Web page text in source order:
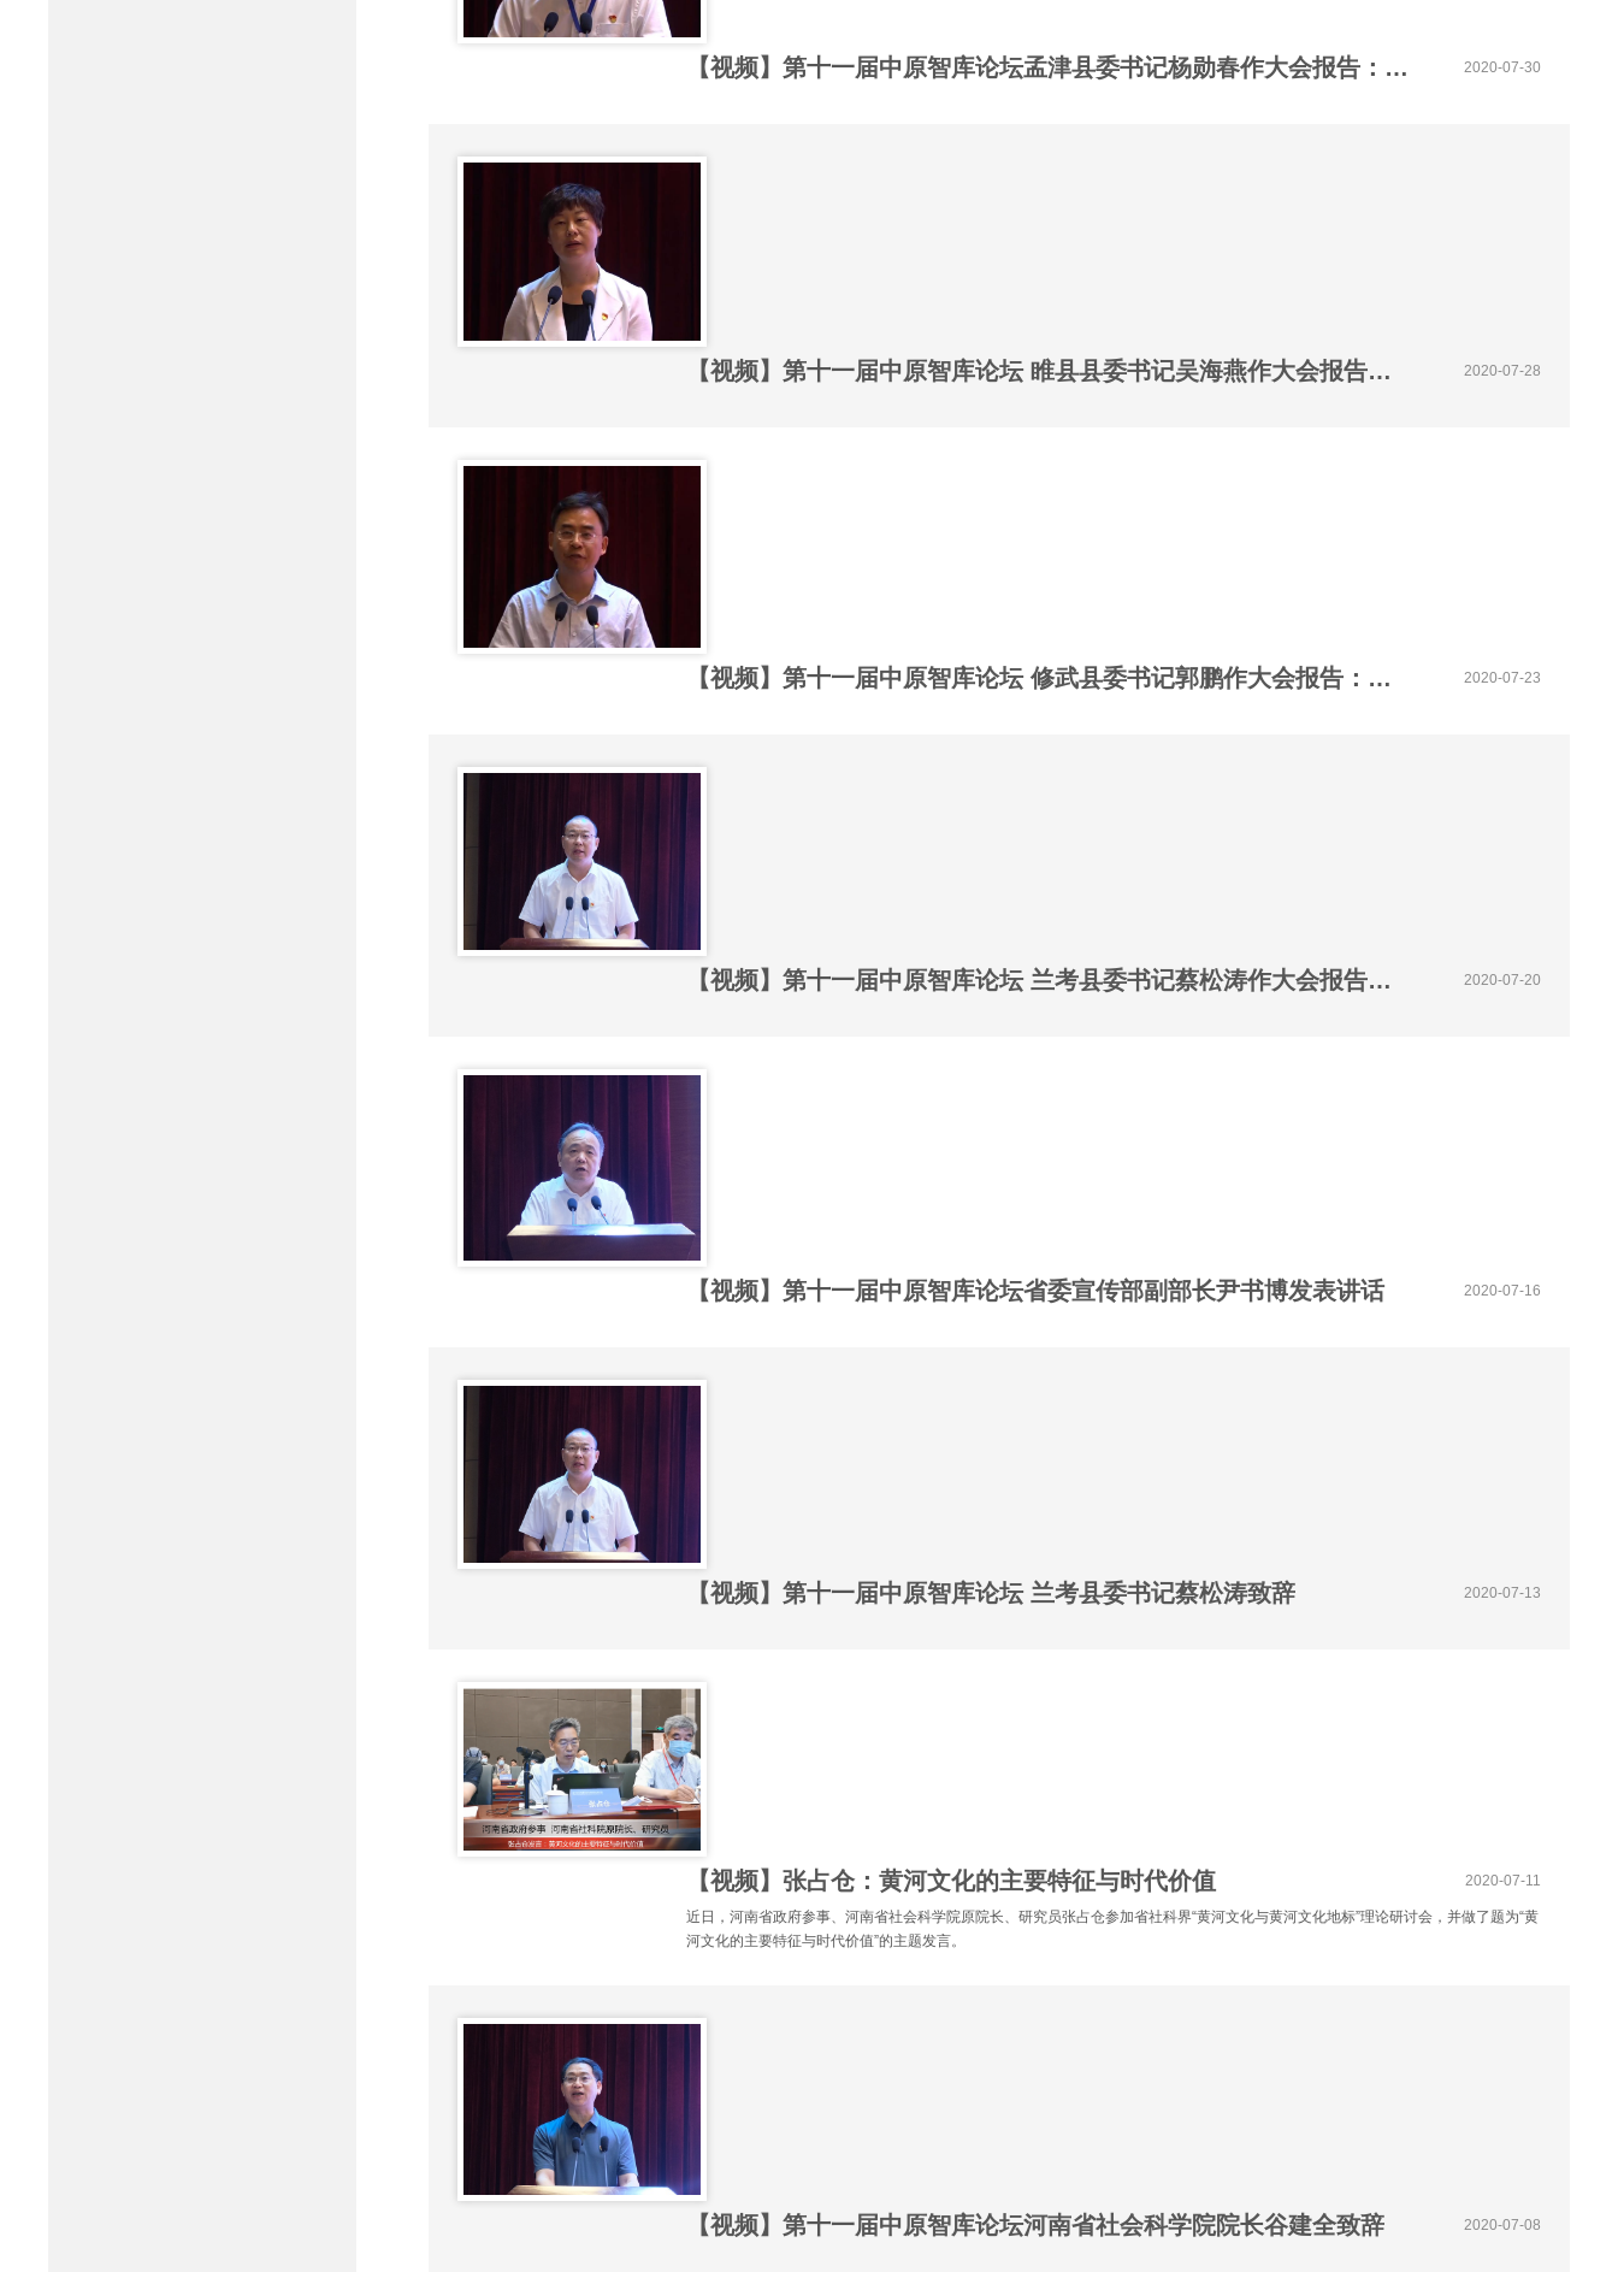
【视频】第十一届中原智库论坛孟津县委书记杨勋春作大会报告：《以小沟域闯出县域发展新天地》 2020-07-30
【视频】第十一届中原智库论坛 睢县县委书记吴海燕作大会报告：《打造中原鞋都，助推县域经济高质量发展》 2020-07-28
【视频】第十一届中原智库论坛 修武县委书记郭鹏作大会报告：《美学引领的县域高质量发展》 2020-07-23
【视频】第十一届中原智库论坛 兰考县委书记蔡松涛作大会报告：《传承三鼓劲、践行三起来》 2020-07-20
【视频】第十一届中原智库论坛省委宣传部副部长尹书博发表讲话 2020-07-16
【视频】第十一届中原智库论坛 兰考县委书记蔡松涛致辞 2020-07-13
【视频】张占仓：黄河文化的主要特征与时代价值 2020-07-11
近日，河南省政府参事、河南省社会科学院原院长、研究员张占仓参加省社科界“黄河文化与黄河文化地标”理论研讨会，并做了题为“黄
河文化的主要特征与时代价值”的主题发言。
【视频】第十一届中原智库论坛河南省社会科学院院长谷建全致辞 2020-07-08